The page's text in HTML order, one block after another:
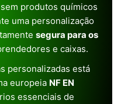
produtos químicos
uma personalização
segura para os
e caixas.
personalizadas está
europeia NF EN
essenciais de